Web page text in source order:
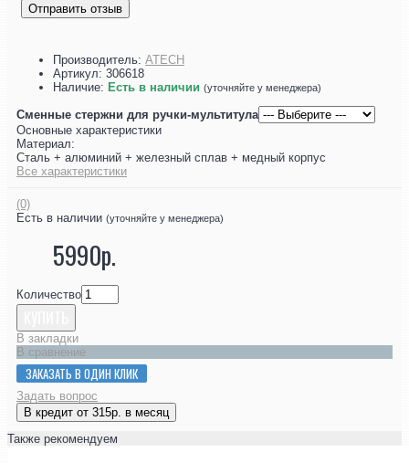
Отправить отзыв
Производитель: ATECH
Артикул: 306618
Наличие: Есть в наличии (уточняйте у менеджера)
Сменные стержни для ручки-мультитула
Основные характеристики
Материал:
Сталь + алюминий + железный сплав + медный корпус
Все характеристики
(0)
Есть в наличии (уточняйте у менеджера)
5990р.
Количество
В закладки
В сравнение
ЗАКАЗАТЬ В ОДИН КЛИК
Задать вопрос
В кредит от 315р. в месяц
Также рекомендуем